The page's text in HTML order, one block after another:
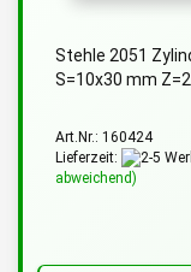
Stehle 2051
S=10x30 mm
Art.Nr.: 160424
Lieferzeit:
abweichend)